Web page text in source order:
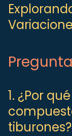
1. ¿Por
tiburones?